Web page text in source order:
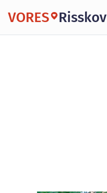
VORES Risskov